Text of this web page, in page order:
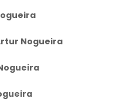
Nogueira